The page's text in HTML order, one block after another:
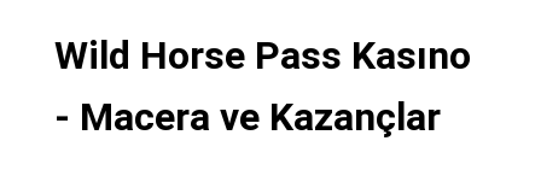
Wild Horse Pass Kasıno
- Macera ve Kazançlar